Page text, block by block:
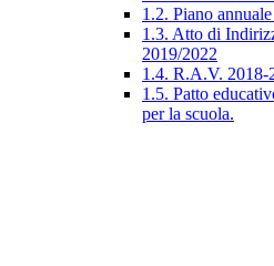
1.2. Piano
1.3. Atto di
2019/2022
1.4. R.A.V. 2018-
1.5. Patto
per la scuola.